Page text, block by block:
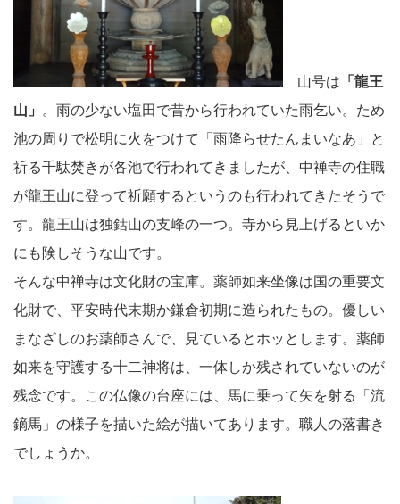
山号は 「龍王
山」
。雨の少ない塩田で昔から行われていた雨乞い。ため
池の周りで松明に火をつけて「雨降らせたんまいなあ」と
祈る千駄焚きが各池で行われてきましたが、中禅寺の住職
が龍王山に登って祈願するというのも行われてきたそうで
す。龍王山は独鈷山の支峰の一つ。寺から見上げるといか
にも険しそうな山です。
そんな中禅寺は文化財の宝庫。薬師如来坐像は国の重要文
化財で、平安時代末期か鎌倉初期に造られたもの。優しい
まなざしのお薬師さんで、見ているとホッとします。薬師
如来を守護する十二神将は、一体しか残されていないのが
残念です。この仏像の台座には、馬に乗って矢を射る「流
鏑馬」の様子を描いた絵が描いてあります。職人の落書き
でしょうか。